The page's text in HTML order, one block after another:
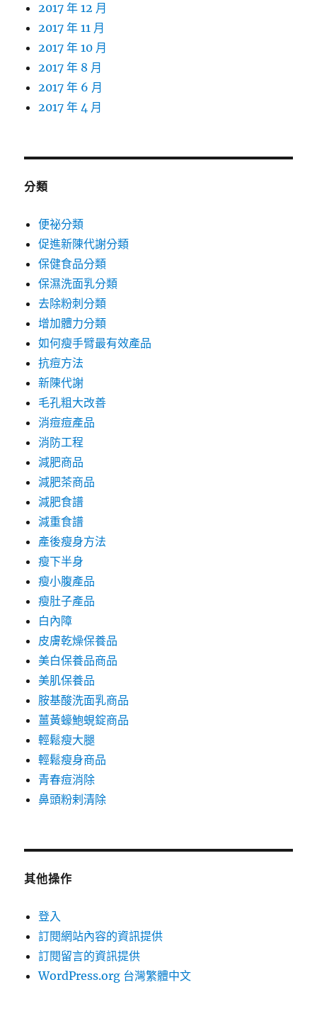
2017 年 12 月
2017 年 11 月
2017 年 10 月
2017 年 8 月
2017 年 6 月
2017 年 4 月
分類
便祕分類
促進新陳代謝分類
保健食品分類
保濕洗面乳分類
去除粉刺分類
增加體力分類
如何瘦手臂最有效產品
抗痘方法
新陳代謝
毛孔粗大改善
消痘痘產品
消防工程
減肥商品
減肥茶商品
減肥食譜
減重食譜
產後瘦身方法
瘦下半身
瘦小腹產品
瘦肚子產品
白內障
皮膚乾燥保養品
美白保養品商品
美肌保養品
胺基酸洗面乳商品
薑黃蠔鮑蜆錠商品
輕鬆瘦大腿
輕鬆瘦身商品
青春痘消除
鼻頭粉剌清除
其他操作
登入
訂閱網站內容的資訊提供
訂閱留言的資訊提供
WordPress.org 台灣繁體中文